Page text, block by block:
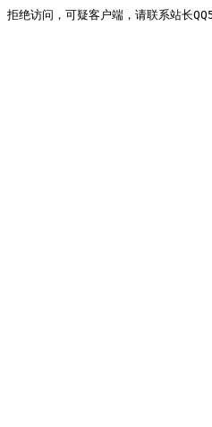
拒绝访问，可疑客户端，请联系站